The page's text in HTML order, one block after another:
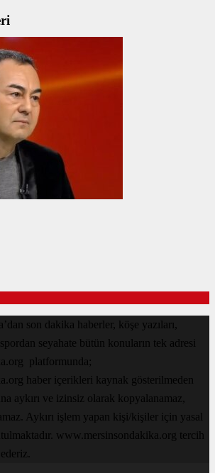
son dakika haberler, köşe yazıları,
seyahate bütün konuların tek adresi
platformunda;
haber içerikleri kaynak gösterilmeden
aykırı ve izinsiz olarak kopyalanamaz,
Aykırı işlem yapan kişi/kişiler için yasal
www.mersinsondakika.org tercih